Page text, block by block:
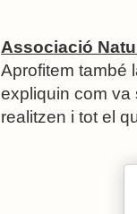
Associació
Aprofitem també
expliquin com
realitzen i tot el